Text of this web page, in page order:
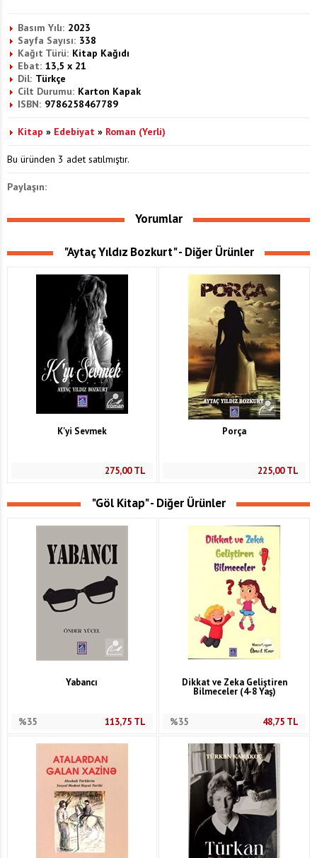
Basım Yılı: 2023
Sayfa Sayısı: 338
Kağıt Türü: Kitap Kağıdı
Ebat: 13,5 x 21
Dil: Türkçe
Cilt Durumu: Karton Kapak
ISBN: 9786258467789
Kitap » Edebiyat » Roman (Yerli)
Bu üründen 3 adet satılmıştır.
Paylaşın:
Yorumlar
"Aytaç Yıldız Bozkurt" - Diğer Ürünler
K'yi Sevmek
275,00TL
Porça
225,00TL
"Göl Kitap" - Diğer Ürünler
Yabancı
%35 113,75TL
Dikkat ve Zeka Geliştiren
Bilmeceler (4-8 Yaş)
%35 48,75 TL